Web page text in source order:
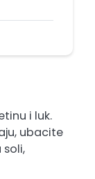
i luk.
ubacite
soli,